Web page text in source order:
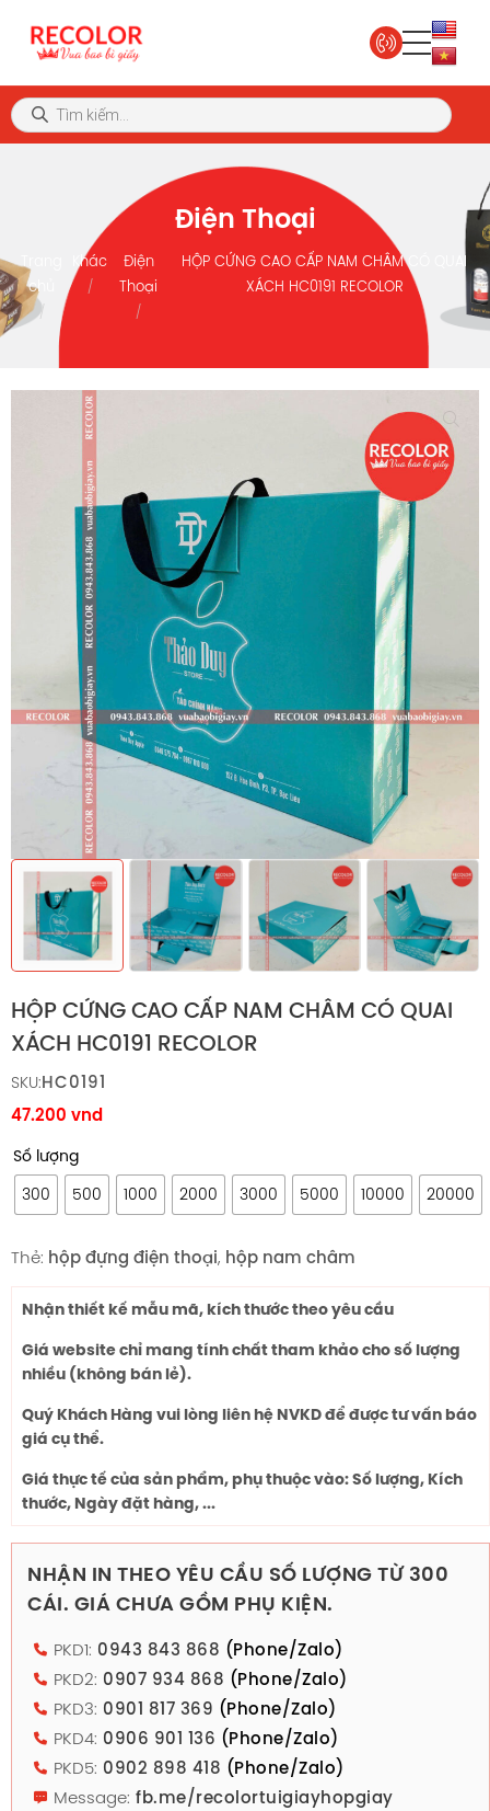
Điện Thoại
Trang
chủ
Khác
Điện
Thoại
HỘP CỨNG CAO CẤP NAM CHÂM CÓ QUAI
XÁCH HC0191 RECOLOR
HỘP CỨNG CAO CẤP NAM CHÂM CÓ QUAI
XÁCH HC0191 RECOLOR
SKU:HC0191
47.200 vnd
Số lượng
300
500 1000 2000 3000 5000 10000 20000
Thẻ: hộp đựng điện thoại, hộp nam châm
Nhận thiết kế mẫu mã, kích thước theo yêu cầu
Giá website chỉ mang tính chất tham khảo cho số lượng
nhiều (không bán lẻ).
Quý Khách Hàng vui lòng liên hệ NVKD để được tư vấn báo
giá cụ thể.
Giá thực tế của sản phẩm, phụ thuộc vào: Số lượng, Kích
thước, Ngày đặt hàng, ...
NHẬN IN THEO YÊU CẦU SỐ LƯỢNG TỪ 300
CÁI. GIÁ CHƯA GỒM PHỤ KIỆN.
PKD1: 0943 843 868 (Phone/Zalo)
PKD2: 0907 934 868 (Phone/Zalo)
PKD3: 0901 817 369 (Phone/Zalo)
PKD4: 0906 901 136 (Phone/Zalo)
PKD5: 0902 898 418 (Phone/Zalo)
Message: fb.me/recolortuigiayhopgiay